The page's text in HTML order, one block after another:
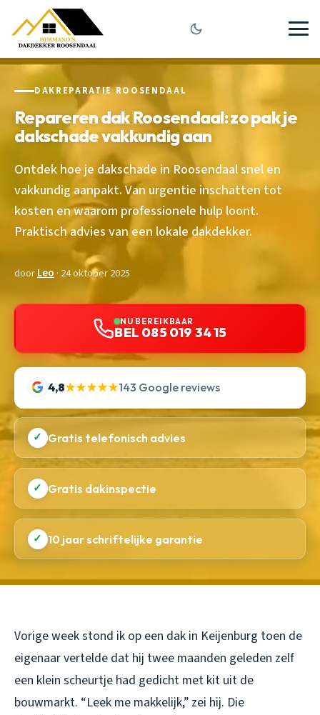
DAKREPARATIE ROOSENDAAL
Repareren dak Roosendaal: zo pak je
dakschade vakkundig aan
Ontdek hoe je dakschade in Roosendaal snel en
vakkundig aanpakt. Van urgentie inschatten tot
kosten en waarom professionele hulp loont.
Praktisch advies van een lokale dakdekker.
doorLeo · 24 oktober 2025
NU BEREIKBAAR
BEL 085 019 34 15
4,8★★★★★143 Google reviews
✓ Gratis telefonisch advies
✓ Gratis dakinspectie
✓ 10 jaar schriftelijke garantie
Vorige week stond ik op een dak in Keijenburg toen de
eigenaar vertelde dat hij twee maanden geleden zelf
een klein scheurtje had gedicht met kit uit de
bouwmarkt. “Leek me makkelijk,” zei hij. Die